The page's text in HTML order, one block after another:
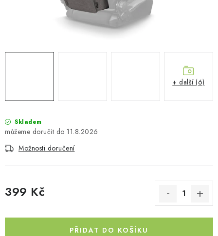
PRO PSY
OSTATNÍ NOSIČE
STŘEŠNÍ KOŠE
AUTOSTANY
Doprava a platba
Půjčovna
Skladem
11.8.2026
Možnosti doručení
399 Kč
PŘIDAT DO KOŠÍKU
+ další (6)